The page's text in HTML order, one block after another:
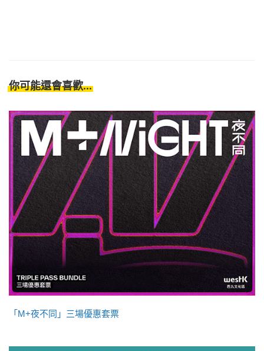
你可能還會喜歡...
「M+夜不同」三場優惠套票